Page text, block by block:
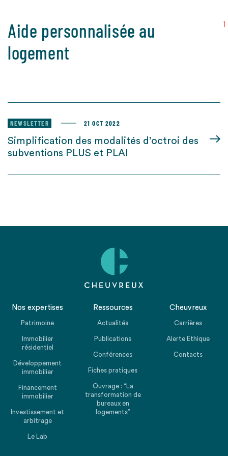
Aide personnalisée au
logement
1
NEWSLETTER 21 OCT 2022
Simplification des modalités d’octroi des
subventions PLUS et PLAI
Nos expertises
Patrimoine
Immobilier
résidentiel
Développement
immobilier
Financement
immobilier
Investissement et
arbitrage
Le Lab
Ressources
Actualités
Publications
Conférences
Fiches pratiques
Ouvrage : “La
transformation de
bureaux en
logements”
Cheuvreux
Carrières
Alerte Ethique
Contacts